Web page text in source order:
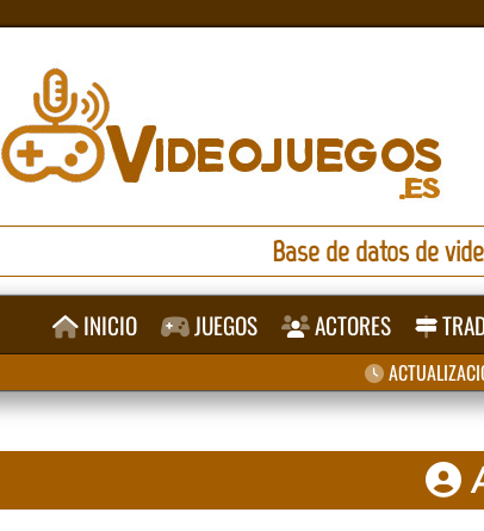
Base de datos de
INICIO JUEGOS ACTORES